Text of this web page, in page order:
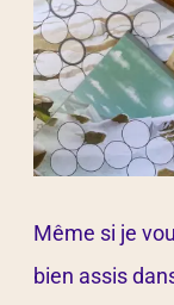
Même si je
bien assis